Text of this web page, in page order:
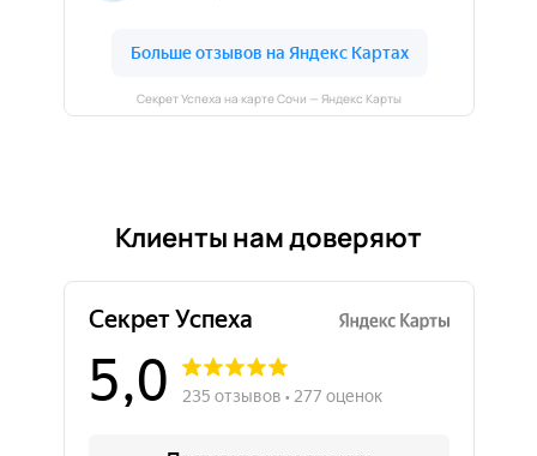
Секрет Успеха на карте Сочи — Яндекс Карты
Клиенты нам доверяют